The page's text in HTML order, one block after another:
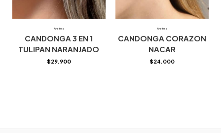
Aretes
CANDONGA 3 EN 1
TULIPAN NARANJADO
$29.900
Aretes
CANDONGA CORAZON
NACAR
$24.000